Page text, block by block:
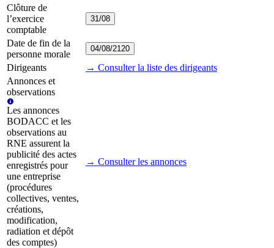
Clôture de
l’exercice
comptable
31/08
Date de fin de la
personne morale
04/08/2120
Dirigeants
→ Consulter la liste des dirigeants
Annonces et
observations
Les annonces
BODACC et les
observations au
RNE assurent la
publicité des actes
enregistrés pour
une entreprise
(procédures
collectives, ventes,
créations,
modification,
radiation et dépôt
des comptes)
→ Consulter les annonces